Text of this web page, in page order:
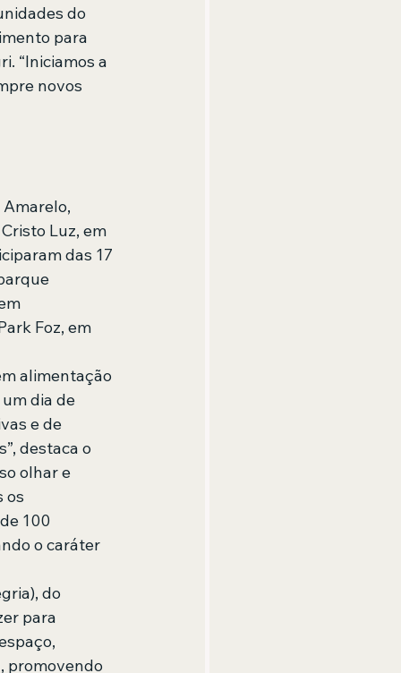
do
para
“Iniciamos a
novos
Luz, em
das 17
Foz, em
alimentação
dia de
e de
destaca o
olhar e
os
100
o caráter
do
para
promovendo